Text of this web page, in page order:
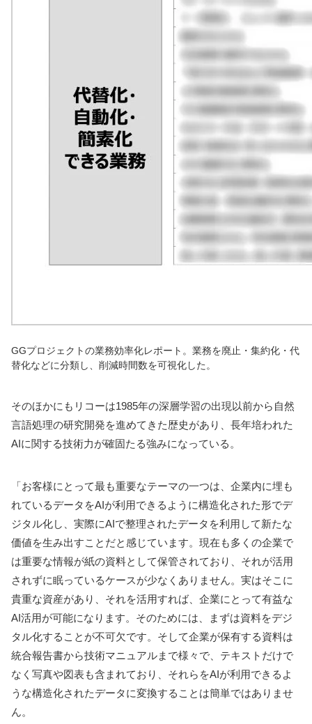
GGプロジェクトの業務効率化レポート。業務を廃止・集約化・代
替化などに分類し、削減時間数を可視化した。
そのほかにもリコーは1985年の深層学習の出現以前から自然
言語処理の研究開発を進めてきた歴史があり、長年培われた
AIに関する技術力が確固たる強みになっている。
「お客様にとって最も重要なテーマの一つは、企業内に埋も
れているデータをAIが利用できるように構造化された形でデ
ジタル化し、実際にAIで整理されたデータを利用して新たな
価値を生み出すことだと感じています。現在も多くの企業で
は重要な情報が紙の資料として保管されており、それが活用
されずに眠っているケースが少なくありません。実はそこに
貴重な資産があり、それを活用すれば、企業にとって有益な
AI活用が可能になります。そのためには、まずは資料をデジ
タル化することが不可欠です。そして企業が保有する資料は
統合報告書から技術マニュアルまで様々で、テキストだけで
なく写真や図表も含まれており、それらをAIが利用できるよ
うな構造化されたデータに変換することは簡単ではありませ
ん。